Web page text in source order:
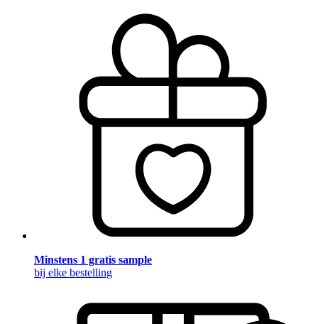
Minstens 1 gratis sample
bij elke bestelling